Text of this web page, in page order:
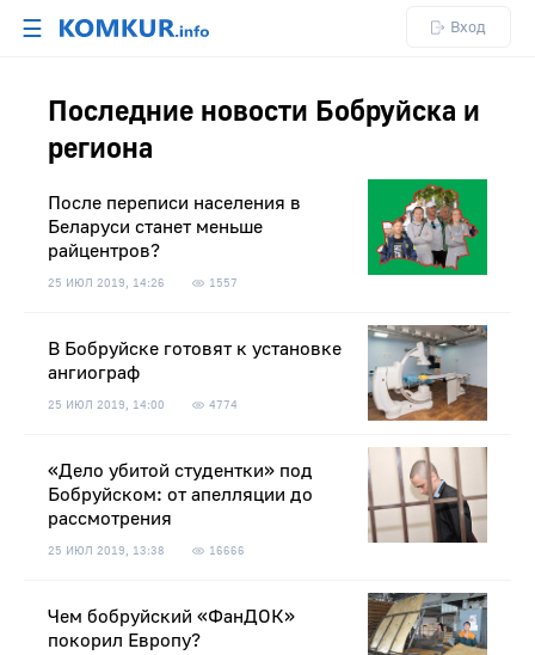
☰ Вход
Последние новости Бобруйска и
региона
После переписи населения в
Беларуси станет меньше
райцентров?
25 ИЮЛ 2019, 14:26 1557
В Бобруйске готовят к установке
ангиограф
25 ИЮЛ 2019, 14:00 4774
«Дело убитой студентки» под
Бобруйском: от апелляции до
рассмотрения
25 ИЮЛ 2019, 13:38 16666
Чем бобруйский «ФанДОК»
покорил Европу?